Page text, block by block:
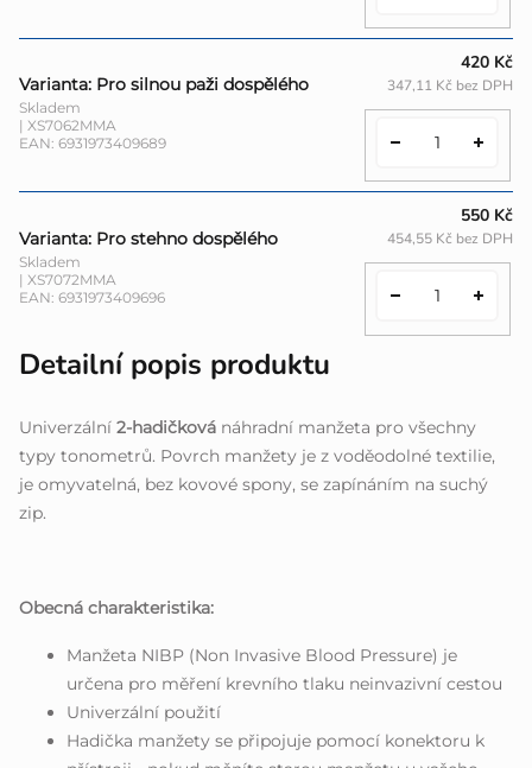
Varianta: Pro silnou paži dospělého
Skladem
| XS7062MMA
EAN: 6931973409689
420 Kč
347,11 Kč bez DPH
Varianta: Pro stehno dospělého
Skladem
| XS7072MMA
EAN: 6931973409696
550 Kč
454,55 Kč bez DPH
Detailní popis produktu
Univerzální 2-hadičková náhradní manžeta pro všechny
typy tonometrů. Povrch manžety je z voděodolné textilie,
je omyvatelná, bez kovové spony, se zapínáním na suchý
zip.
Obecná charakteristika:
Manžeta NIBP (Non Invasive Blood Pressure) je
určena pro měření krevního tlaku neinvazivní cestou
Univerzální použití
Hadička manžety se připojuje pomocí konektoru k